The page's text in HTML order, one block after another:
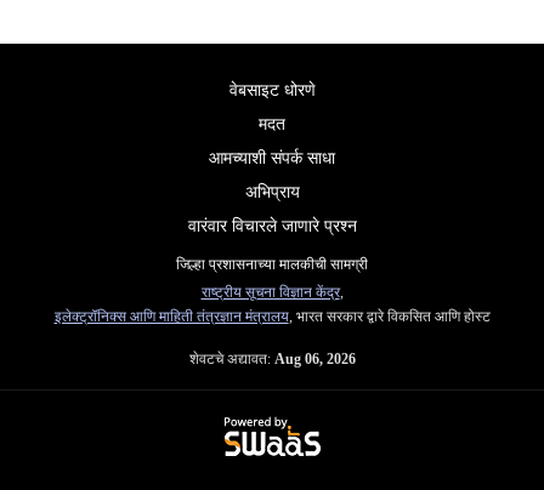
वेबसाइट धोरणे
मदत
आमच्याशी संपर्क साधा
अभिप्राय
वारंवार विचारले जाणारे प्रश्न
जिल्हा प्रशासनाच्या मालकीची सामग्री
राष्ट्रीय सूचना विज्ञान केंद्र,
इलेक्ट्रॉनिक्स आणि माहिती तंत्रज्ञान मंत्रालय, भारत सरकार द्वारे विकसित आणि होस्ट
शेवटचे अद्यावत: Aug 06, 2026